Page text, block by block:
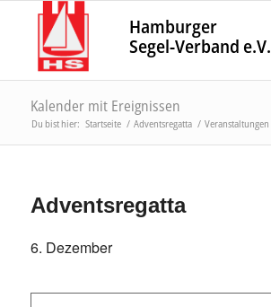
Hamburger
Segel-Verband e.V.
Kalender mit Ereignissen
Du bist hier: Startseite / Adventsregatta / Veranstaltungen
Adventsregatta
6. Dezember